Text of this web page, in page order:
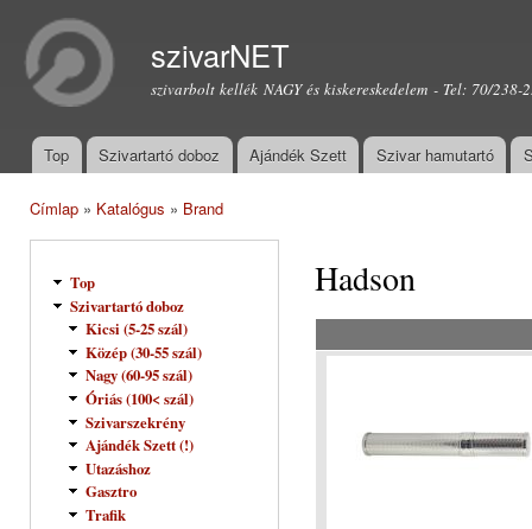
szivarNET
szivarbolt kellék NAGY és kiskereskedelem - Tel: 70/238-
Főmenü
Top Szivartartó doboz Ajándék Szett Szivar hamutartó
Címlap » Katalógus » Brand
Top
Szivartartó doboz
Kicsi (5-25 szál)
Közép (30-55 szál)
Nagy (60-95 szál)
Óriás (100< szál)
Szivarszekrény
Ajándék Szett (!)
Utazáshoz
Gasztro
Trafik
Hadson